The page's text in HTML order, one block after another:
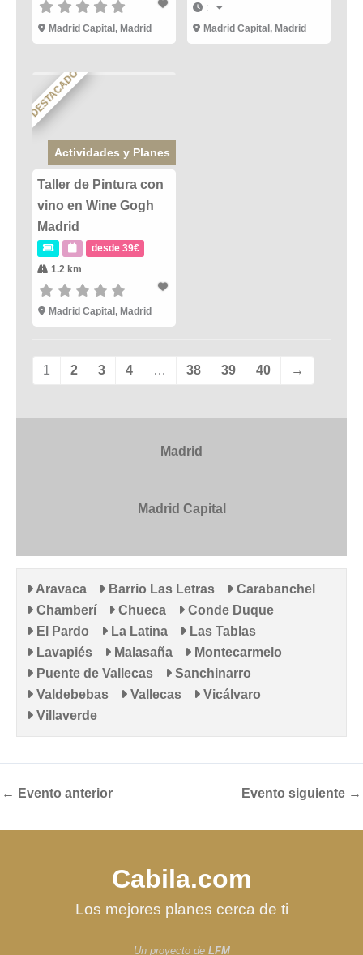
Madrid Capital, Madrid
:
Madrid Capital, Madrid
DESTACADO
Actividades y Planes
Taller de Pintura con
vino en Wine Gogh
Madrid
desde 39€
1.2 km
Madrid Capital , Madrid
1 2 3 4 … 38 39 40 →
Madrid
Madrid Capital
Aravaca Barrio Las Letras
Carabanchel
Chamberí
Chueca
Conde Duque
El Pardo
La Latina
Las Tablas
Lavapiés
Malasaña
Montecarmelo
Puente de Vallecas
Sanchinarro
Valdebebas
Vallecas
Vicálvaro
Villaverde
← Evento anterior Evento siguiente →
Cabila.com
Los mejores planes cerca de ti
Un proyecto de LFM